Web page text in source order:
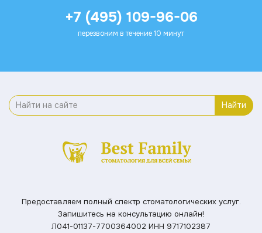
+7 (495) 109-96-06
перезвоним в течение 10 минут
Найти
Предоставляем полный спектр стоматологических услуг.
Запишитесь на консультацию онлайн!
Л041-01137-7700364002 ИНН 9717102387